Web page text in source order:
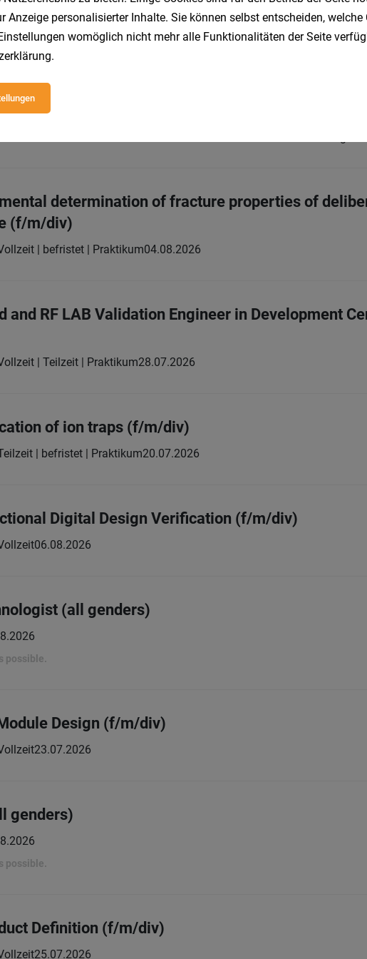
Architect (f/m/div)
29.07.2026
Roadmapping (f/m/div)
determination of fracture properties of
(f/m/div)
| befristet | Praktikum04.08.2026
and RF LAB Validation Engineer in Development
| Teilzeit | Praktikum28.07.2026
of ion traps (f/m/div)
| befristet | Praktikum20.07.2026
Digital Design Verification (f/m/div)
06.08.2026
(all genders)
possible.
Design (f/m/div)
23.07.2026
genders)
possible.
Definition (f/m/div)
25.07.2026
personalisierter Inhalte. Sie können selbst entscheiden, welche
womöglich nicht mehr alle Funktionalitäten der Seite
.